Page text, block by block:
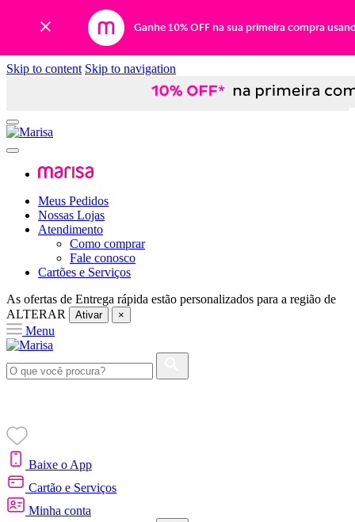
Ganhe 10% OFF na sua primeira compra
Skip to content Skip to navigation
Meus Pedidos
Nossas Lojas
Atendimento
Como comprar
Fale conosco
Cartões e Serviços
As ofertas de Entrega rápida estão personalizados para a região de
ALTERAR
Ativar ×
Menu
Baixe o App
Cartão e Serviços
Minha conta